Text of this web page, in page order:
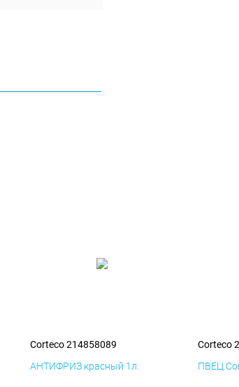
Corteco 214858089
АНТИФРИЗ красный 1л.
Corteco
ПВЕЦ